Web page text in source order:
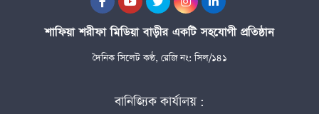
শাফিয়া শরীফা মিডিয়া বাড়ীর একটি সহযোগী প্রতিষ্ঠান
দৈনিক সিলেট কণ্ঠ, রেজি নং: সিল/১৪১
বানিজ্যিক কার্যালয় :